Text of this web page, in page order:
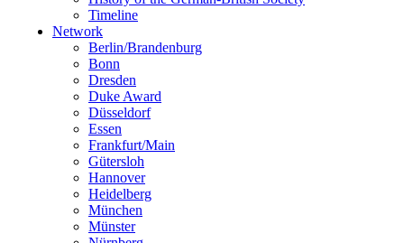
Timeline
Network
Berlin/Brandenburg
Bonn
Dresden
Duke Award
Düsseldorf
Essen
Frankfurt/Main
Gütersloh
Hannover
Heidelberg
München
Münster